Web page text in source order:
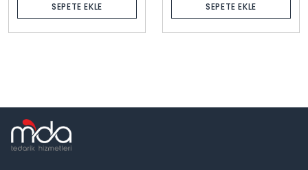
SEPETE EKLE SEPETE EKLE